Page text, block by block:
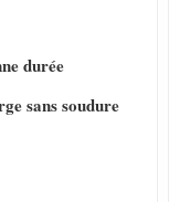
durée
sans soudure